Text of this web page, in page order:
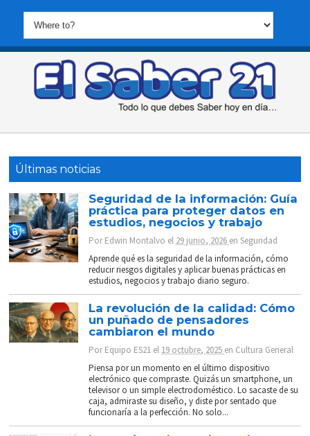
Últimas noticias
Seguridad de la información: Guía
práctica para proteger datos en
estudios, negocios y trabajo
PorEdwin Montalvo el 29 junio, 2026 enSeguridad
Aprende qué es la seguridad de la información, cómo
reducir riesgos digitales y aplicar buenas prácticas en
estudios, negocios y trabajo diario seguro.
La revolución de la calidad: Cómo
un puñado de pensadores
cambiaron el mundo
PorEquipo ES21 el 19 octubre, 2025 en Cultura General
Piensa por un momento en el último dispositivo
electrónico que compraste. Quizás un smartphone, un
televisor o un simple electrodoméstico. Lo sacaste de su
caja, admiraste su diseño, y diste por sentado que
funcionaría a la perfección. No solo...